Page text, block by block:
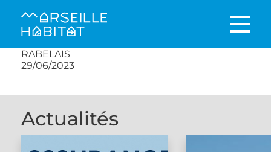
RABELAIS
29/06/2023
Actualités